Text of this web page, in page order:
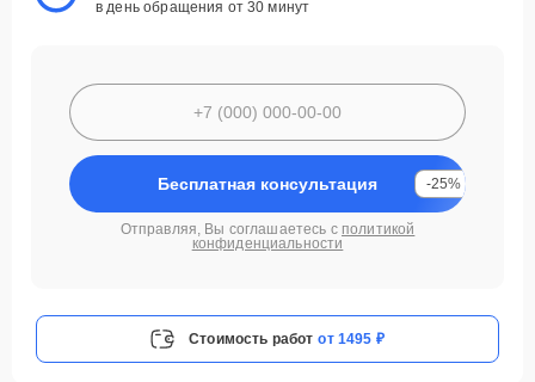
в день обращения от 30 минут
Бесплатная консультация -25%
Отправляя, Вы соглашаетесь с политикой
конфиденциальности
Стоимость работ от 1495 ₽